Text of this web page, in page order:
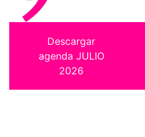
Descargar
agenda JULIO
2026